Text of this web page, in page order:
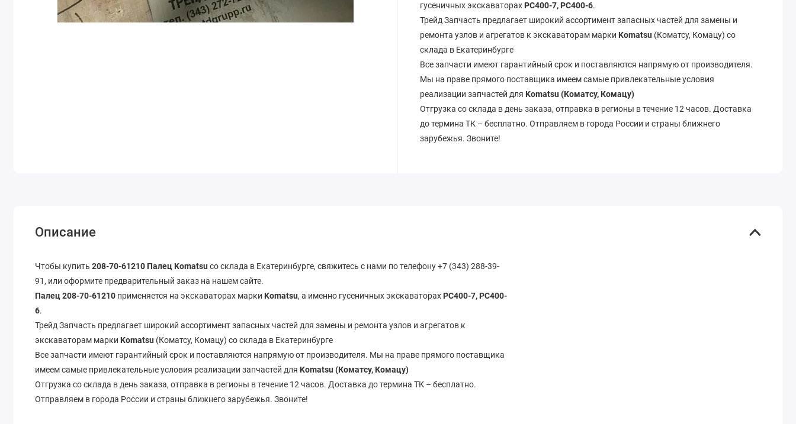
гусеничных экскаваторахPC400-7, PC400-6.
Трейд Запчасть предлагает широкий ассортимент запасных частей для замены и
ремонта узлов и агрегатов к экскаваторам марки Komatsu (Коматсу, Комацу) со
склада в Екатеринбурге
Все запчасти имеют гарантийный срок и поставляются напрямую от производителя.
Мы на праве прямого поставщика имеем самые привлекательные условия
реализации запчастей для Komatsu (Коматсу, Комацу)
Отгрузка со склада в день заказа, отправка в регионы в течение 12 часов. Доставка
до термина ТК – бесплатно. Отправляем в города России и страны ближнего
зарубежья. Звоните!
Описание
Чтобы купить208-70-61210 Палец Komatsu со склада в Екатеринбурге, свяжитесь с нами по телефону +7 (343) 288-39-
91, или оформите предварительный заказ на нашем сайте.
Палец 208-70-61210 применяется на экскаваторах марки Komatsu, а именно гусеничных экскаваторах PC400-7, PC400-
6.
Трейд Запчасть предлагает широкий ассортимент запасных частей для замены и ремонта узлов и агрегатов к
экскаваторам марки Komatsu (Коматсу, Комацу) со склада в Екатеринбурге
Все запчасти имеют гарантийный срок и поставляются напрямую от производителя. Мы на праве прямого поставщика
имеем самые привлекательные условия реализации запчастей для Komatsu (Коматсу, Комацу)
Отгрузка со склада в день заказа, отправка в регионы в течение 12 часов. Доставка до термина ТК – бесплатно.
Отправляем в города России и страны ближнего зарубежья. Звоните!